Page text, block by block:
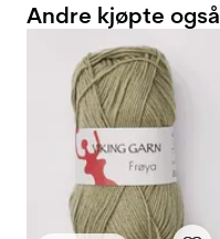
Andre kjøpte også